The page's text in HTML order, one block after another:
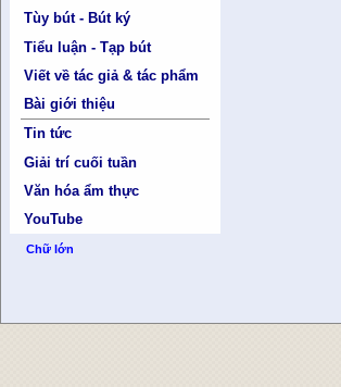
Tùy bút - Bút ký
Tiểu luận - Tạp bút
Viết về tác giả & tác phẩm
Bài giới thiệu
Tin tức
Giải trí cuối tuần
Văn hóa ẩm thực
YouTube
Chữ lớn